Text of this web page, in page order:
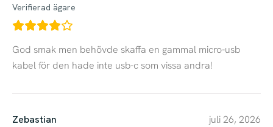
Verifierad ägare
God smak men behövde skaffa en gammal micro-usb
kabel för den hade inte usb-c som vissa andra!
Zebastian juli 26, 2026